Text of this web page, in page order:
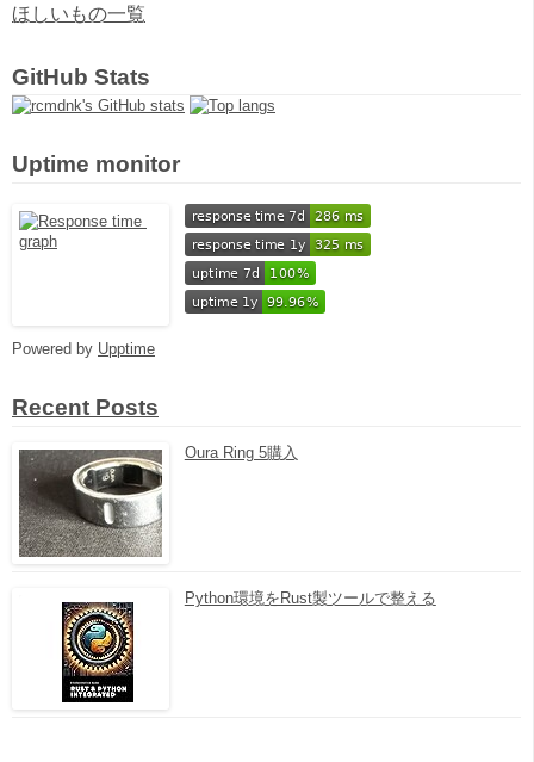
ほしいもの一覧
GitHub Stats
Uptime monitor
Powered by Upptime
Recent Posts
Oura Ring 5購入
Python環境をRust製ツールで整える